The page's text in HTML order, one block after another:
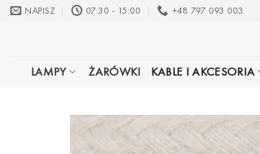
PrzewińNAPISZ 07:30 - 15:00 +48 797 093 003
LAMPY ŻARÓWKI KABLE I AKCESORIA